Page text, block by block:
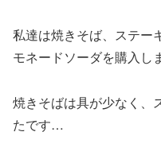
私達は焼きそば、ステー
モネードソーダを購入し
焼きそばは具が少なく、
たです…